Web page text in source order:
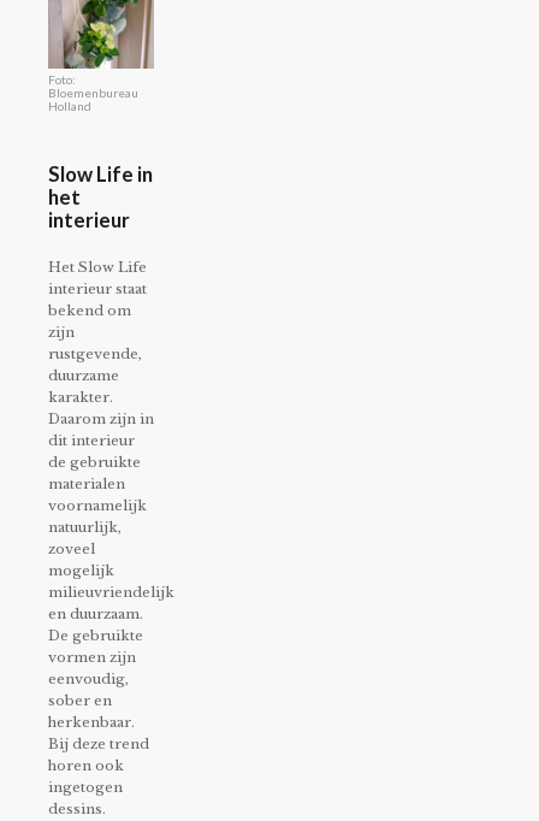
Foto:
Bloemenbureau
Holland
Slow Life in
het
interieur
Het Slow Life
interieur staat
bekend om
zijn
rustgevende,
duurzame
karakter.
Daarom zijn in
dit interieur
de gebruikte
materialen
voornamelijk
natuurlijk,
zoveel
mogelijk
milieuvriendelijk
en duurzaam.
De gebruikte
vormen zijn
eenvoudig,
sober en
herkenbaar.
Bij deze trend
horen ook
ingetogen
dessins.